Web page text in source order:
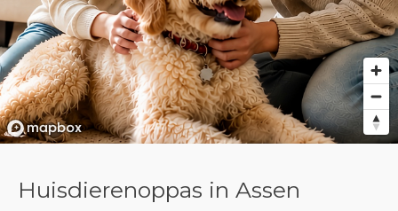
Huisdierenoppas in Assen